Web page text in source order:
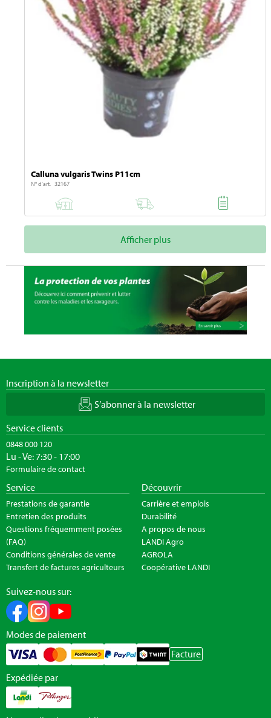
Calluna vulgaris Twins P11cm
N° d'art. 32167
Afficher plus
Inscription à la newsletter
S’abonner à la newsletter
Service clients
0848 000 120
Lu - Ve: 7:30 - 17:00
Formulaire de contact
Service
Prestations de garantie
Entretien des produits
Questions fréquemment posées
(FAQ)
Conditions générales de vente
Transfert de factures agriculteurs
Découvrir
Carrière et emplois
Durabilité
A propos de nous
LANDI Agro
AGROLA
Coopérative LANDI
Suivez-nous sur:
Modes de paiement
Facture
Expédiée par